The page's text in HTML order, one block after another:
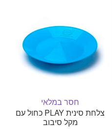
חסר במלאי
צלחת סינית PLAY כחול עם
מקל סיבוב